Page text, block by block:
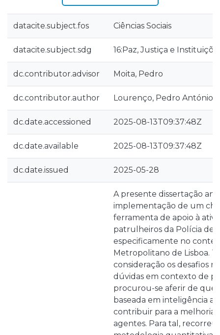
datacite.subject.fos Ciências Sociais
datacite.subject.sdg 16:Paz, Justiça e
dc.contributor.advisor Moita, Pedro
dc.contributor.author Lourenço, Pedro António
dc.date.accessioned 2025-08-13T09:37:48Z
dc.date.available 2025-08-13T09:37:48Z
dc.date.issued 2025-05-28
A presente dissertação
implementação de um
ferramenta de apoio à
patrulheiros da Polícia de
especificamente no
Metropolitano de Lisboa.
consideração os desafios
dúvidas em contexto de
procurou-se aferir de que
baseada em inteligência
contribuir para a melhoria
agentes. Para tal,